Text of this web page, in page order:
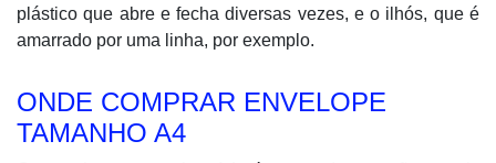
plástico que abre e fecha diversas vezes, e o ilhós, que é
amarrado por uma linha, por exemplo.
ONDE COMPRAR ENVELOPE
TAMANHO A4